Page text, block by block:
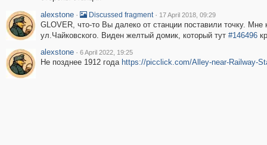
alexstone · Discussed fragment · 17 April 2018, 09:29
GLOVER, что-то Вы далеко от станции поставили точку.
ул.Чайковского. Виден желтый домик, который тут #146496
alexstone · 6 April 2022, 19:25
Не позднее 1912 года https://picclick.com/Alley-near-Railway-